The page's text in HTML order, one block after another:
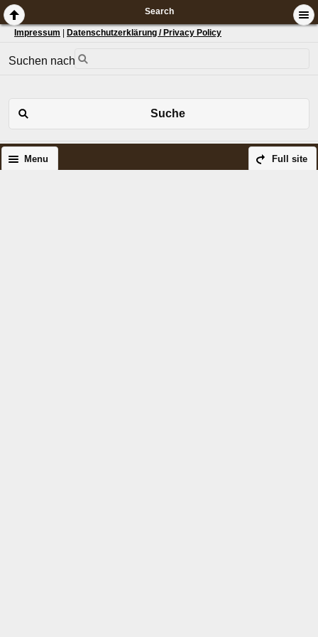
Search
Impressum Datenschutzerklärung / Privacy Policy
Suchen nach:
Suche
Full site
Menu